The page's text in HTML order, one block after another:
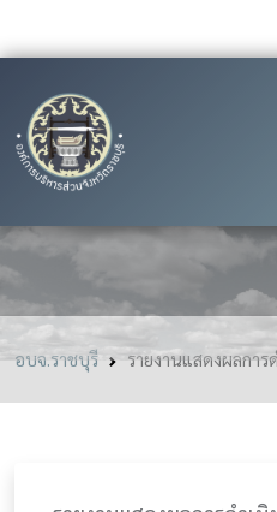
รายงานแสดงผ
อบจ.ราชบุรี รายงานแสดงผลการ